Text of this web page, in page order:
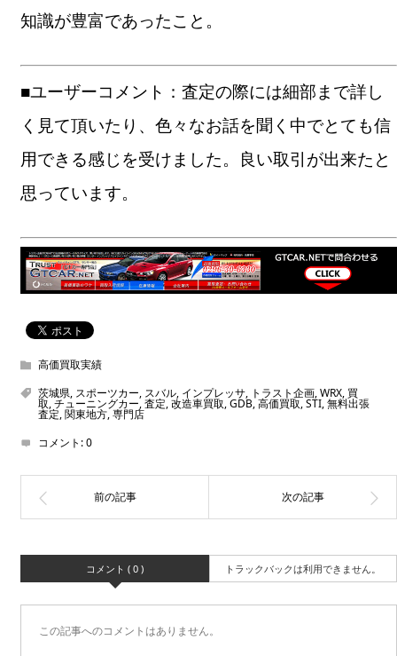
知識が豊富であったこと。
■ユーザーコメント：査定の際には細部まで詳し
く見て頂いたり、色々なお話を聞く中でとても信
用できる感じを受けました。良い取引が出来たと
思っています。
高価買取実績
茨城県, スポーツカー, スバル, インプレッサ, トラスト企画,WRX, 買
取,チューニングカー,査定,改造車買取,GDB,高価買取,STI,無料出張
査定,関東地方,専門店
コメント:0
コメント ( 0 ) トラックバックは利用できません。
この記事へのコメントはありません。